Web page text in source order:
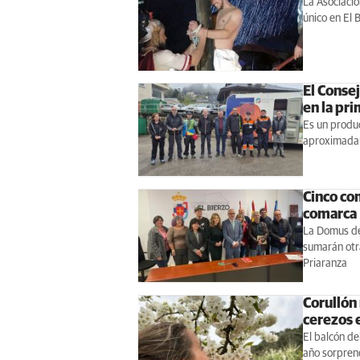
La
único en El
El
en la
Es un
Cinco
comarca
La Domus
sumarán
Priaranza
Corullón
cerezos
El balcón
año